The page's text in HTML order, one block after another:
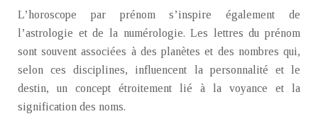
L’horoscope par prénom s’inspire également de
l’astrologie et de la numérologie. Les lettres du prénom
sont souvent associées à des planètes et des nombres qui,
selon ces disciplines, influencent la personnalité et le
destin, un concept étroitement lié à la voyance et la
signification des noms.